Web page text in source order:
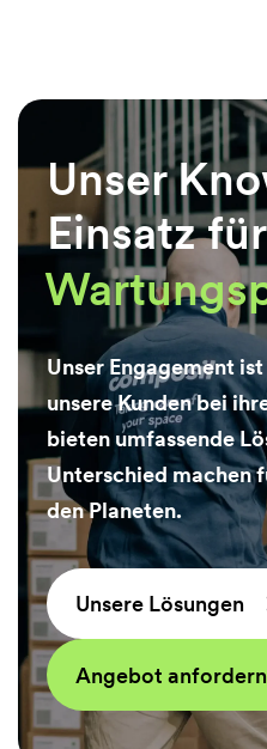
Unser
Einsatz
Unser Engagement
unsere Kunden bei
bieten umfassende
Unterschied machen
den Planeten.
Unsere Lösungen
Angebot anfordern